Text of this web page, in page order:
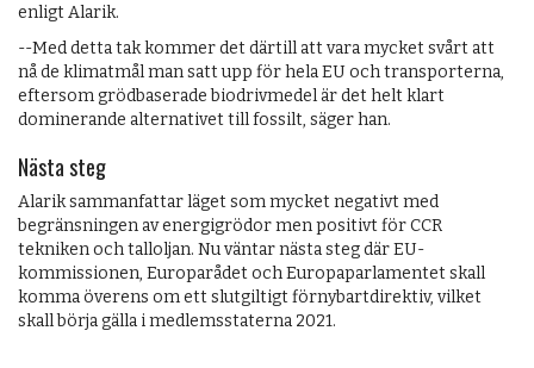
enligt Alarik.
--Med detta tak kommer det därtill att vara mycket svårt att
nå de klimatmål man satt upp för hela EU och transporterna,
eftersom grödbaserade biodrivmedel är det helt klart
dominerande alternativet till fossilt, säger han.
Nästa steg
Alarik sammanfattar läget som mycket negativt med
begränsningen av energigrödor men positivt för CCR
tekniken och talloljan. Nu väntar nästa steg där EU-
kommissionen, Europarådet och Europaparlamentet skall
komma överens om ett slutgiltigt förnybartdirektiv, vilket
skall börja gälla i medlemsstaterna 2021.